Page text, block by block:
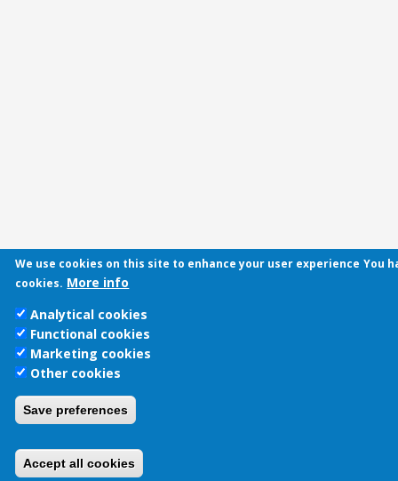
We use cookies on this site to enhance your user experience You
cookies. More info
Analytical cookies
Functional cookies
Marketing cookies
Other cookies
Save preferences
Accept all cookies